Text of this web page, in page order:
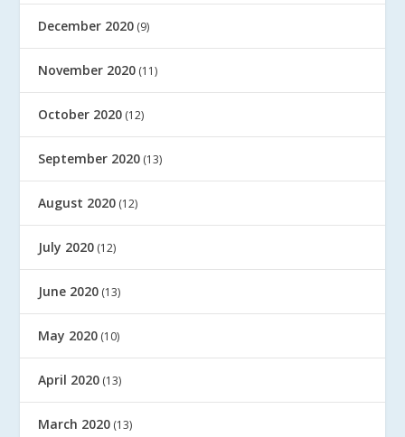
December 2020 (9)
November 2020 (11)
October 2020 (12)
September 2020 (13)
August 2020 (12)
July 2020 (12)
June 2020 (13)
May 2020 (10)
April 2020 (13)
March 2020 (13)